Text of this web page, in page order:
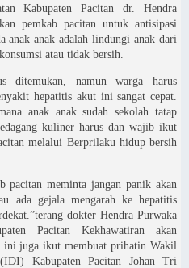
Kabupaten Pacitan dr. Hendra
pemkab pacitan untuk antisipasi
anak anak adalah lindungi anak dari
atau tidak bersih.
ditemukan, namun warga harus
hepatitis akut ini sangat cepat.
anak anak sudah sekolah tatap
kuliner harus dan wajib ikut
melalui Berprilaku hidup bersih
pacitan meminta jangan panik akan
ada gejala mengarah ke hepatitis
dokter Hendra Purwaka
Pacitan Kekhawatiran akan
ini juga ikut membuat prihatin Wakil
Kabupaten Pacitan Johan Tri